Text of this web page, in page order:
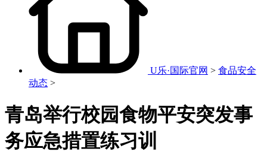
U乐·国际官网 > 食品安全
动态 >
青岛举行校园食物平安突发事
务应急措置练习训